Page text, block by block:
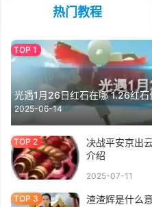
热门教程
光遇1月26日红石在哪 1.26红石
2025-06-14
决战平安京出
介绍
2025-07-11
渣渣辉是什么